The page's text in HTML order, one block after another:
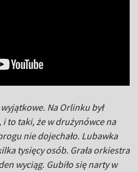
Na Orlinku był
to taki, że w drużynówce na
nie dojechało. Lubawka
tysięcy osób. Grała orkiestra
wyciąg. Gubiło się narty w